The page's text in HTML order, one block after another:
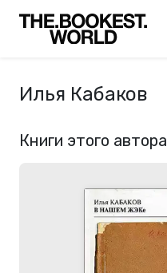
Илья Кабаков
Книги этого автора